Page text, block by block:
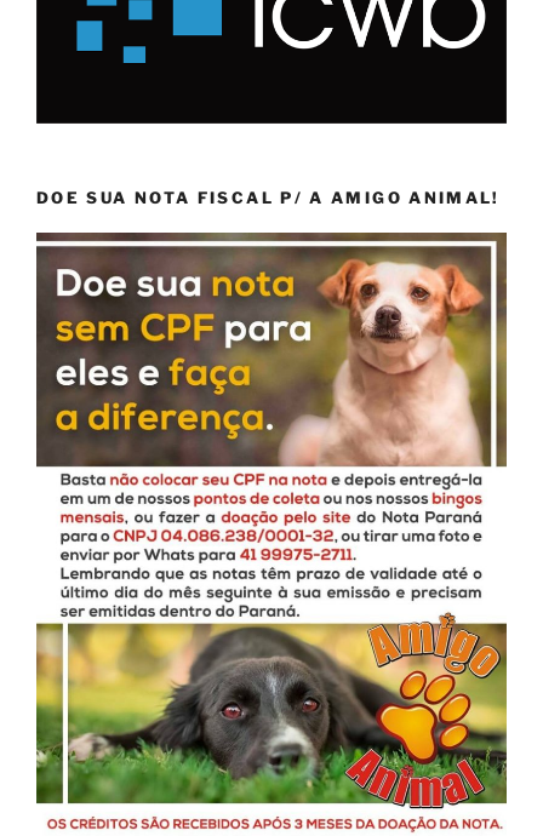
DOE SUA NOTA FISCAL P/ A AMIGO ANIMAL!